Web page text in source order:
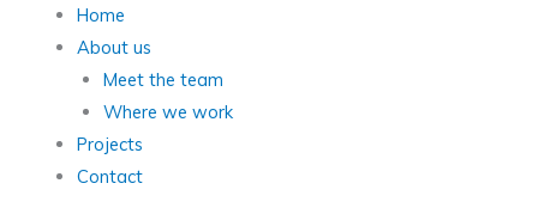
Menu
Home
About us
Meet the team
Where we work
Projects
Contact